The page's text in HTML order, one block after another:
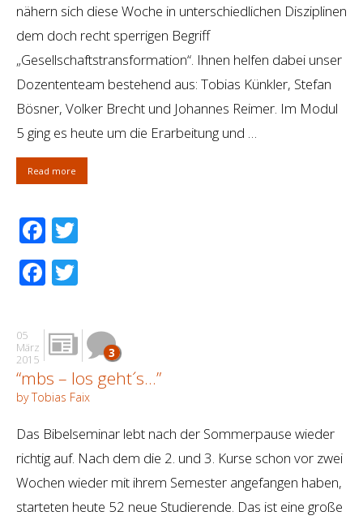
nähern sich diese Woche in unterschiedlichen Disziplinen
dem doch recht sperrigen Begriff
„Gesellschaftstransformation“. Ihnen helfen dabei unser
Dozententeam bestehend aus: Tobias Künkler, Stefan
Bösner, Volker Brecht und Johannes Reimer. Im Modul
5 ging es heute um die Erarbeitung und …
Read more
Facebook
Facebook
05
März
2015
3
“mbs – los geht´s…”
by Tobias Faix
Das Bibelseminar lebt nach der Sommerpause wieder
richtig auf. Nach dem die 2. und 3. Kurse schon vor zwei
Wochen wieder mit ihrem Semester angefangen haben,
starteten heute 52 neue Studierende. Das ist eine große